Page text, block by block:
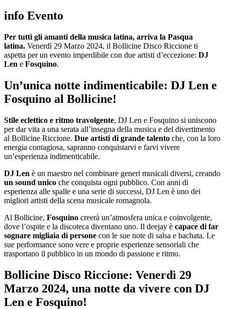
info Evento
Per tutti gli amanti della musica latina, arriva la Pasqua
latina. Venerdì 29 Marzo 2024, il Bollicine Disco Riccione ti
aspetta per un evento imperdibile con due artisti d’eccezione: DJ
Len e Fosquino.
Un’unica notte indimenticabile: DJ Len e
Fosquino al Bollicine!
Stile eclettico e ritmo travolgente, DJ Len e Fosquino si uniscono
per dar vita a una serata all’insegna della musica e del divertimento
al Bollicine Riccione. Due artisti di grande talento che, con la loro
energia contagiosa, sapranno conquistarvi e farvi vivere
un’esperienza indimenticabile.
DJ Len è un maestro nel combinare generi musicali diversi, creando
un sound unico che conquista ogni pubblico. Con anni di
esperienza alle spalle e una serie di successi, DJ Len è uno dei
migliori artisti della scena musicale romagnola.
Al Bollicine, Fosquino creerà un’atmosfera unica e coinvolgente,
dove l’ospite e la discoteca diventano uno. Il deejay è capace di far
sognare migliaia di persone con le sue note di salsa e bachata. Le
sue performance sono vere e proprie esperienze sensoriali che
trasportano il pubblico in un mondo di passione e ritmo.
Bollicine Disco Riccione: Venerdì 29
Marzo 2024, una notte da vivere con DJ
Len e Fosquino!